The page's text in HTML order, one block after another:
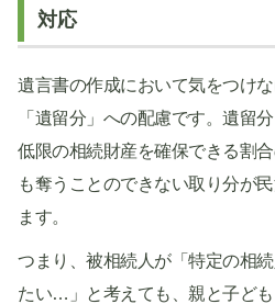
対応
遺言書の作成において気をつけな
「遺留分」への配慮です。遺留
低限の相続財産を確保できる割
も奪うことのできない取り分が
ます。
つまり、被相続人が「特定の相
たい…」と考えても、親と子ど